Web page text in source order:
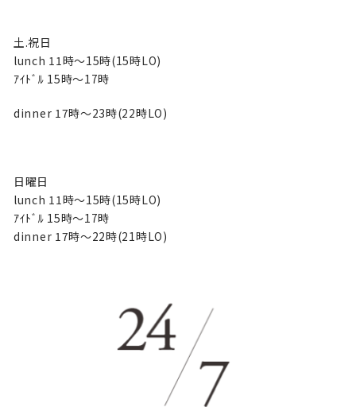
土.祝日
lunch 11時〜15時(15時LO)
ｱｲﾄﾞﾙ 15時〜17時
dinner 17時〜23時(22時LO)
日曜日
lunch 11時〜15時(15時LO)
ｱｲﾄﾞﾙ 15時〜17時
dinner 17時〜22時(21時LO)